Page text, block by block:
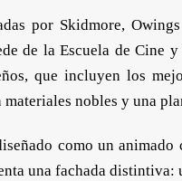
por Skidmore,
de la Escuela de
que incluyen los
nobles y una
como un
una fachada distintiva: